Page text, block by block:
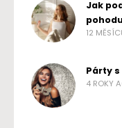
Jak
12
Párty
4 ROKY